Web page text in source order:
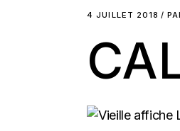
4 JUILLET 2018